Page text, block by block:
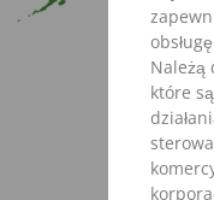
Należą
które